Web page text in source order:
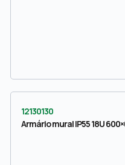
12130130
Armário mural IP55 18U